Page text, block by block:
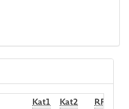
Kat1 Kat2 RF